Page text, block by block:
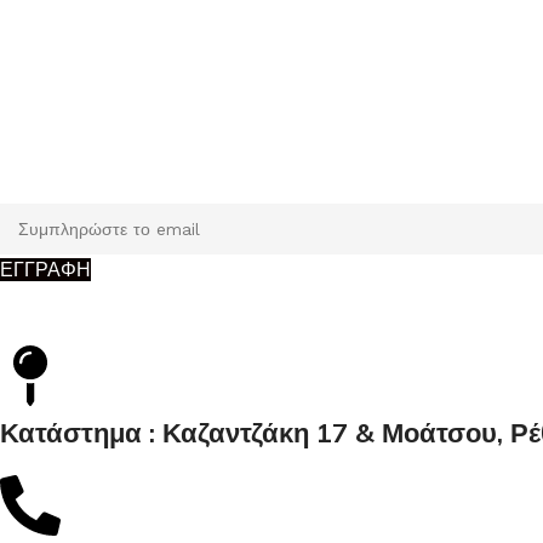
ΕΓΓΡΑΦΗ
Κατάστημα : Καζαντζάκη 17 & Μοάτσου,